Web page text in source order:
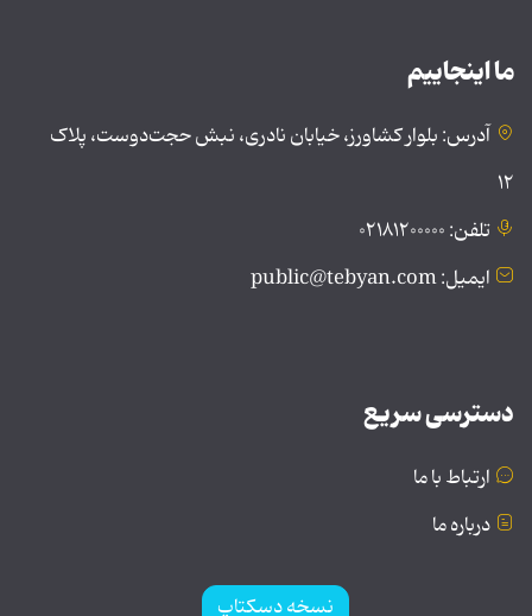
ما اینجاییم
آدرس: بلوار کشاورز، خیابان نادری، نبش حجت‌دوست، پلاک
۱۲
تلفن: ۰۲۱۸۱۲۰۰۰۰۰
ایمیل: public@tebyan.com
دسترسی سریع
ارتباط با ما
درباره ما
نسخه دسکتاپ